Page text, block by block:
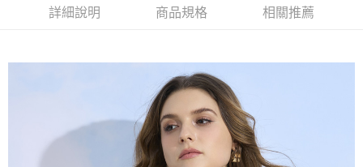
【大哥付你分期使用說明】
1.本服務由台灣大哥大提供，台灣大哥大用戶可立即使用無須另外申請。
成交易。
3.實際核准額度、可分期數及費用金額請依後續交易確認頁面所載為準。
4.訂單成立30分鐘內，如未前往確認交易或遇審核未通過，訂單將自動取
消。如遇「轉專審核」未通過狀況，表示未達大哥付你分期系統評分，恕無
法說明評估內容。
【繳款方式說明】
1.分期款項不併入電信帳單，「大哥付你分期」於每月結算日後寄送繳費提
AFTEE先享後付
AFTEE先享後付是「在收到商品之後才付款」的支付方式。 讓您購物簡單
１．簡單：不需註冊會員、不需綁卡、不需儲值。
２．便利：只要手機號碼，簡訊認證，即可結帳。
３．安心：先確認商品／服務後，再付款。
【「AFTEE先享後付」結帳流程】
全家取貨付款
每筆NT$120，滿NT$2,000(含以上)免運費
詳細說明 商品規格 相關推薦